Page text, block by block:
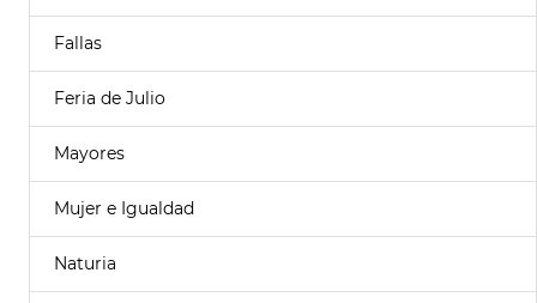
Fallas
Feria de Julio
Mayores
Mujer e Igualdad
Naturia